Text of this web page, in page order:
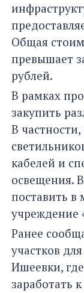
Общая
превышает
рублей.
В рамках
закупить
В
кабелей и
освещения.
поставить
учреждение
Ранее
участков
Ишеевки,
заработать